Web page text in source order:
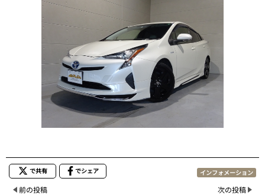
で共有 でシェア インフォメーション
前の投稿 次の投稿